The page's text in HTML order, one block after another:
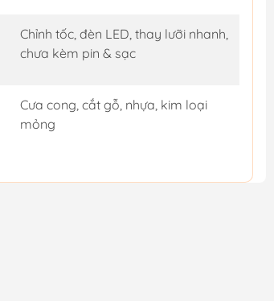
Chỉnh tốc, đèn LED, thay lưỡi nhanh,
chưa kèm pin & sạc
Cưa cong, cắt gỗ, nhựa, kim loại
mỏng